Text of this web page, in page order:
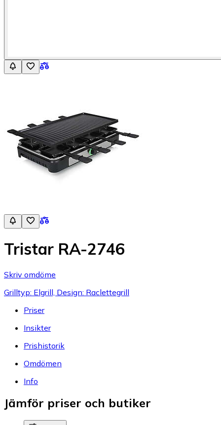
Tristar RA-2746
Skriv omdöme
Grilltyp: Elgrill, Design: Raclettegrill
Priser
Insikter
Prishistorik
Omdömen
Info
Jämför priser och butiker